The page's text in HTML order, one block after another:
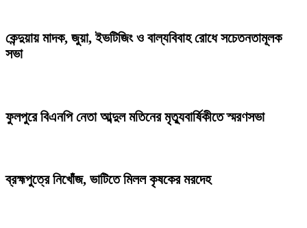
কেন্দুয়ায় মাদক, জুয়া, ইভটিজিং ও বাল্যবিবাহ রোধে সচেতনতামূলক
সভা
ফুলপুরে বিএনপি নেতা আব্দুল মতিনের মৃত্যুবার্ষিকীতে স্মরণসভা
ব্রহ্মপুত্রে নিখোঁজ, ভাটিতে মিলল কৃষকের মরদেহ